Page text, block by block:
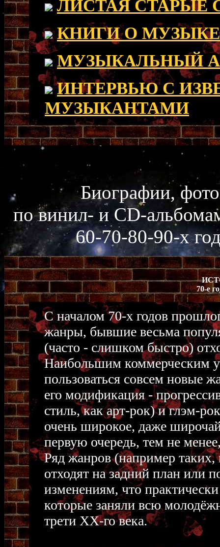
ЛИСТАЯ СТАРЫЕ
КНИГИ О МУЗЫКЕ
МУЗЫКАЛЬНЫЙ
ИНТЕРВЬЮ С
МУЗЫКАНТАМИ
Биографии,
по винил- и CD-
60-70-80-90-х
70-е
С началом 70-х годов
жанры, бывшие весьма
(часто - слишком быстро)
Наибольшим коммерческим
пользоваться совсем новые
его модификация -
стиль, как арт-рок) и глэм-
очень широкое, даже
первую очередь, тем не
Ряд жанров (например
отходят на задний план или
изменениям, что
которые заняли всю
трети ХХ-го века.